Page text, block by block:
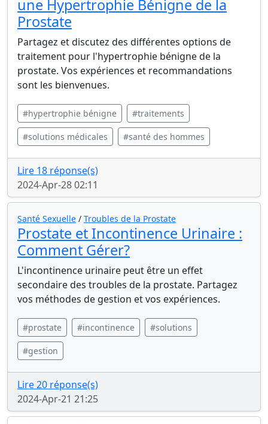
une Hypertrophie Bénigne de la
Prostate
Partagez et discutez des différentes options de
traitement pour l'hypertrophie bénigne de la
prostate. Vos expériences et recommandations
sont les bienvenues.
#hypertrophie bénigne #traitements
#solutions médicales #santé des hommes
Lire 18 réponse(s)
2024-Apr-28 02:11
Santé Sexuelle / Troubles de la Prostate
Prostate et Incontinence Urinaire :
Comment Gérer?
L'incontinence urinaire peut être un effet
secondaire des troubles de la prostate. Partagez
vos méthodes de gestion et vos expériences.
#prostate #incontinence #solutions
#gestion
Lire 20 réponse(s)
2024-Apr-21 21:25